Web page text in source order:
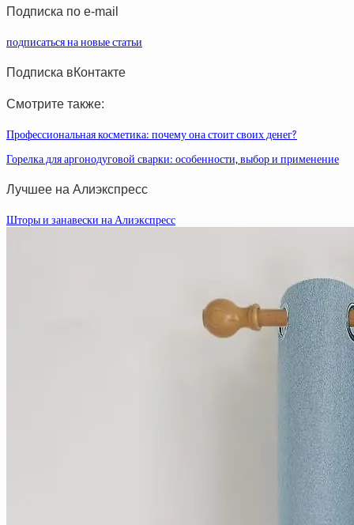
Подписка по e-mail
подписаться на новые статьи
Подписка вКонтакте
Смотрите также:
Профессиональная косметика: почему она стоит своих денег?
Горелка для аргонодуговой сварки: особенности, выбор и применение
Лучшее на Алиэкспресс
Шторы и занавески на Алиэкспресс